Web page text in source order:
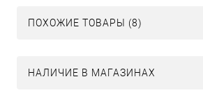
ПОХОЖИЕ ТОВАРЫ (8)
НАЛИЧИЕ В МАГАЗИНАХ